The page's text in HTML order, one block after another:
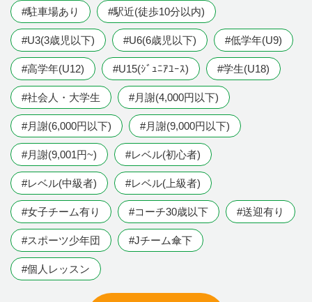
#駐車場あり #駅近(徒歩10分以内)
#U3(3歳児以下) #U6(6歳児以下) #低学年(U9)
#高学年(U12) #U15(ｼﾞｭﾆｱﾕｰｽ) #学生(U18)
#社会人・大学生 #月謝(4,000円以下)
#月謝(6,000円以下) #月謝(9,000円以下)
#月謝(9,001円~) #レベル(初心者)
#レベル(中級者) #レベル(上級者)
#女子チーム有り #コーチ30歳以下 #送迎有り
#スポーツ少年団 #Jチーム傘下
#個人レッスン